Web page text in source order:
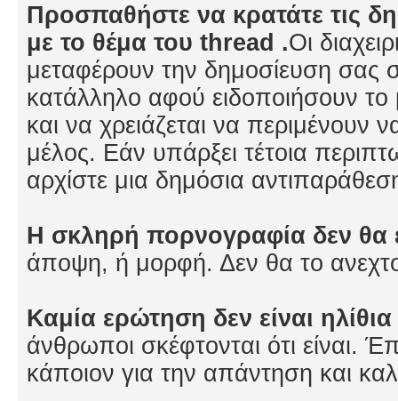
Προσπαθήστε να κρατάτε τις
με το θέμα του thread .Οι
μεταφέρουν την δημοσίευση σας
κατάλληλο αφού ειδοποιήσουν
και να χρειάζεται να περιμένουν
μέλος. Εάν υπάρξει τέτοια
αρχίστε μια δημόσια
Η σκληρή πορνογραφία δεν θα
άποψη, ή μορφή. Δεν θα το
Καμία ερώτηση δεν είναι ηλίθια
άνθρωποι σκέφτονται ότι είναι.
κάποιον για την απάντηση και